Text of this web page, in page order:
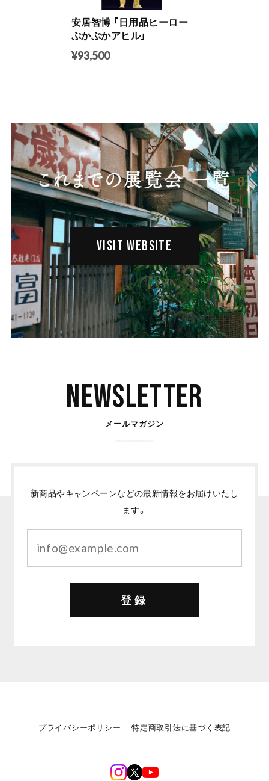
安居智博 「日用品ヒーロー
ぷかぷかアヒル」
¥93,500
VISIT WEBSITE
Newsletter
メールマガジン
新商品やキャンペーンなどの最新情報をお届けいたし
ます。
登録
プライバシーポリシー 特定商取引法に基づく表記